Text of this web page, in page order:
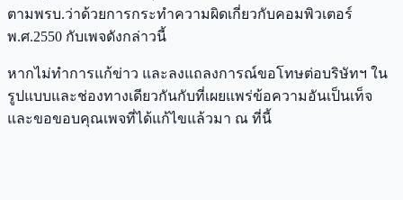
ตามพรบ.ว่าด้วยการกระทำความผิดเกี่ยวกับคอมพิวเตอร์
พ.ศ.2550 กับเพจดังกล่าวนี้
หากไม่ทำการแก้ข่าว และลงแถลงการณ์ขอโทษต่อบริษัทฯ ใน
รูปแบบและช่องทางเดียวกันกับที่เผยแพร่ข้อความอันเป็นเท็จ
และขอขอบคุณเพจที่ได้แก้ไขแล้วมา ณ ที่นี้